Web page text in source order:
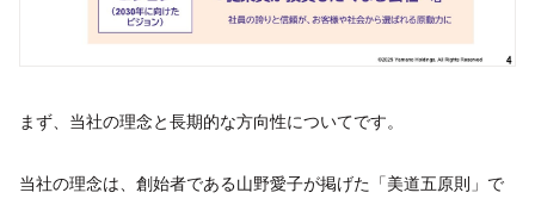
まず、当社の理念と長期的な方向性についてです。
当社の理念は、創始者である山野愛子が掲げた「美道五原則」で